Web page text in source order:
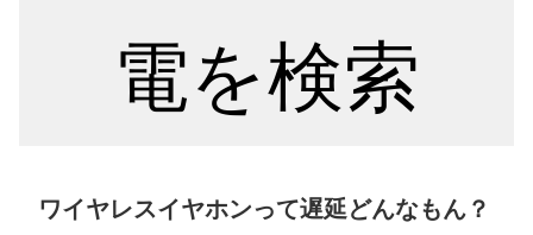
電を検索
ワイヤレスイヤホンって遅延どんなもん？